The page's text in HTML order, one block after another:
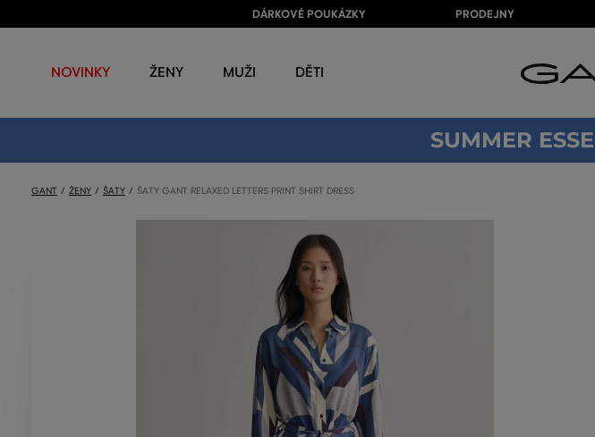
DÁRKOVÉ POUKÁZKY PRODEJNY
NOVINKY ŽENY MUŽI DĚTI
SUMMER
GANT ŽENY ŠATY ŠATY GANT RELAXED LETTERS PRINT SHIRT DRESS